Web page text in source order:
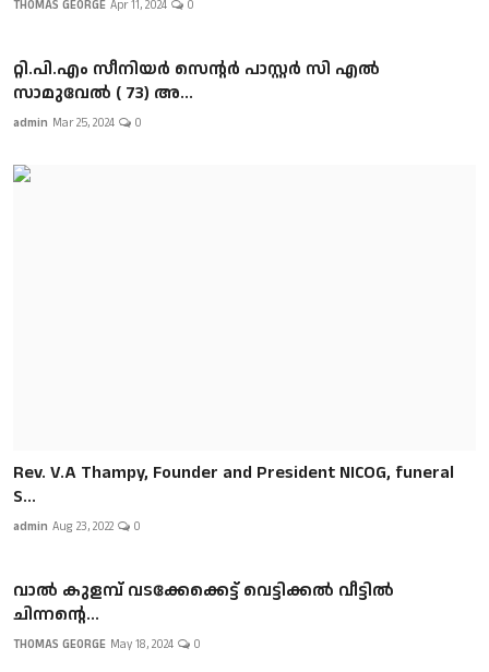
THOMAS GEORGE Apr 11, 2024 0
റ്റി.പി.എം സീനിയർ സെന്റർ പാസ്റ്റർ സി എൽ
സാമുവേൽ ( 73) അ...
admin Mar 25, 2024 0
Rev. V.A Thampy, Founder and President NICOG, funeral
S...
admin Aug 23, 2022 0
വാൽ കുളമ്പ് വടക്കേക്കെട്ട് വെട്ടിക്കൽ വീട്ടിൽ
ചിന്നന്റെ...
THOMAS GEORGE May 18, 2024 0